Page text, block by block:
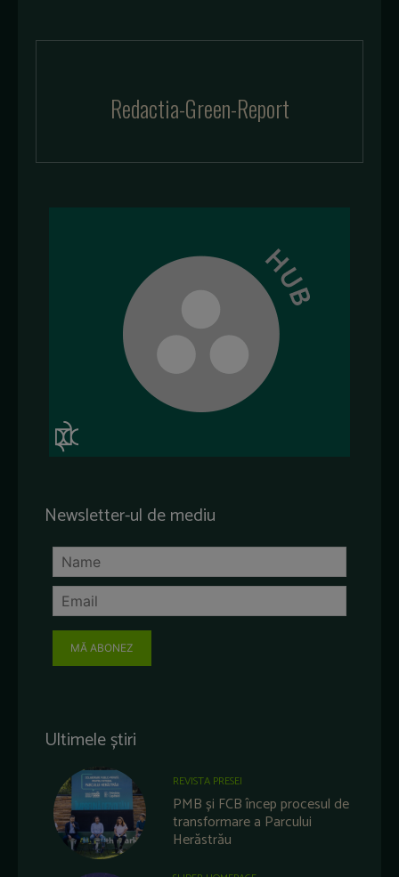
Redactia-Green-Report
Newsletter-ul de mediu
MĂ ABONEZ
Ultimele știri
REVISTA PRESEI
PMB și FCB încep procesul de
transformare a Parcului
Herăstrău